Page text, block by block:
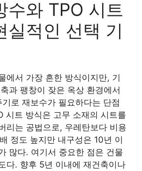
수와 TPO 시트
실적인 선택 기
에서 가장 흔한 방식이지만, 기
과 팽창이 잦은 옥상 환경에서
로 재보수가 필요하다는 단점
시트 방식은 고무 소재의 시트를
리는 공법으로, 우레탄보다 비용
정도 높지만 내구성은 10년 이
많다. 여기서 중요한 점은 건물
다. 향후 5년 이내에 재건축이나